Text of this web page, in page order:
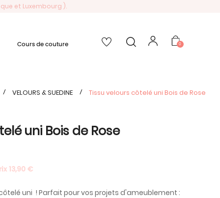
et Luxembourg ).
Cours de couture 0
VELOURS & SUEDINE Tissu velours côtelé uni Bois de Rose
uni Bois de Rose
13,90 €
uni ! Parfait pour vos projets d'ameublement :